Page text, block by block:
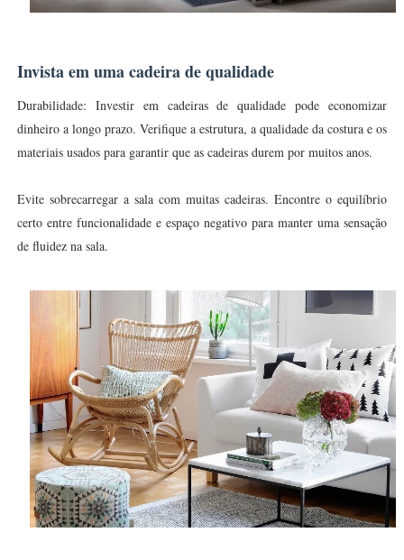
Invista em uma cadeira de qualidade
Durabilidade: Investir em cadeiras de qualidade pode economizar
dinheiro a longo prazo. Verifique a estrutura, a qualidade da costura e os
materiais usados para garantir que as cadeiras durem por muitos anos.
Evite sobrecarregar a sala com muitas cadeiras. Encontre o equilíbrio
certo entre funcionalidade e espaço negativo para manter uma sensação
de fluidez na sala.